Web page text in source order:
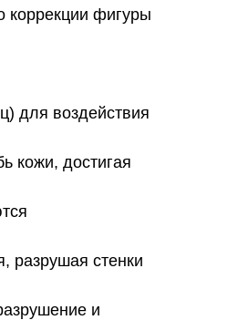
коррекции фигуры
для воздействия
кожи, достигая
разрушая стенки
и